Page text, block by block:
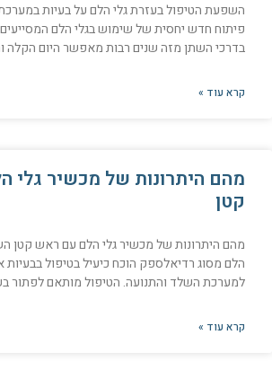
השפעת הטיפול בעזרת גלי הלם על בעיות
פיתוח חדש יחסית של שימוש בגלי הלם
בדרכי השתן מזה שנים רבות מאפשר היום הקלה
קרא עוד »
מהם היתרונות של מכשיר גלי
קטן
מהם היתרונות של מכשיר גלי הלם עם ראש קטן
הלם מסוג רדיאלספק הוכח כיעיל בטיפול בבעיות
למערכת השלד והתנועה. הטיפול מותאם לפתור
קרא עוד »